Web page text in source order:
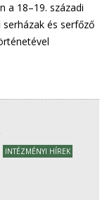
a 18–19. századi
serházak és serfőző
INTÉZMÉNYI HÍREK